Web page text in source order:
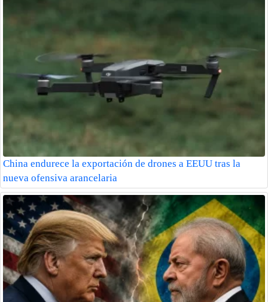
China endurece la exportación de drones a EEUU tras la
nueva ofensiva arancelaria